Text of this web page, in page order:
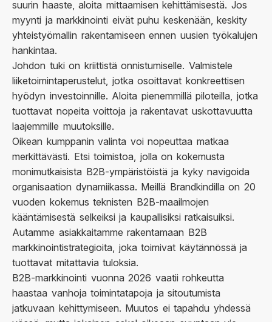
suurin haaste, aloita mittaamisen kehittämisestä. Jos
myynti ja markkinointi eivät puhu keskenään, keskity
yhteistyömallin rakentamiseen ennen uusien työkalujen
hankintaa.
Johdon tuki on kriittistä onnistumiselle. Valmistele
liiketoimintaperustelut, jotka osoittavat konkreettisen
hyödyn investoinnille. Aloita pienemmillä piloteilla, jotka
tuottavat nopeita voittoja ja rakentavat uskottavuutta
laajemmille muutoksille.
Oikean kumppanin valinta voi nopeuttaa matkaa
merkittävästi. Etsi toimistoa, jolla on kokemusta
monimutkaisista B2B-ympäristöistä ja kyky navigoida
organisaation dynamiikassa. Meillä Brandkindilla on 20
vuoden kokemus teknisten B2B-maailmojen
kääntämisestä selkeiksi ja kaupallisiksi ratkaisuiksi.
Autamme asiakkaitamme rakentamaan B2B
markkinointistrategioita, joka toimivat käytännössä ja
tuottavat mitattavia tuloksia.
B2B-markkinointi vuonna 2026 vaatii rohkeutta
haastaa vanhoja toimintatapoja ja sitoutumista
jatkuvaan kehittymiseen. Muutos ei tapahdu yhdessä